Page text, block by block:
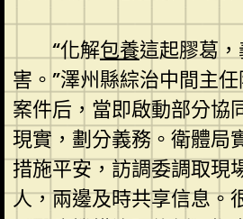
“化解包養這起膠葛
害。”澤州縣綜治中間主
案件后，當即啟動部分協
現實，劃分義務。衛體局
措施平安，訪調委調取現
人，兩邊及時共享信息。